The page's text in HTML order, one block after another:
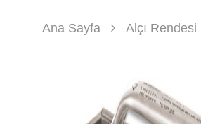
Ana Sayfa Alçı Rendesi